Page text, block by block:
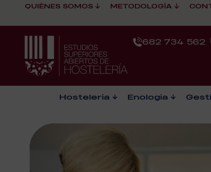
QUIÉNES SOMOS METODOLOGÍA
682 734 562
Hostelería Enología